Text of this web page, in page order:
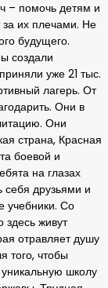
– помочь детям и
за их плечами. Не
будущего.
создали
уже 21 тыс.
лагерь. От
Они в
Они
страна, Красная
боевой и
на глазах
друзьями и
учебники. Со
здесь живут
отравляет душу
того, чтобы
школу